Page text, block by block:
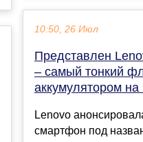
10:50, 26 Июл
Представлен
– самый тонкий
аккумулятором
Lenovo
смартфон под